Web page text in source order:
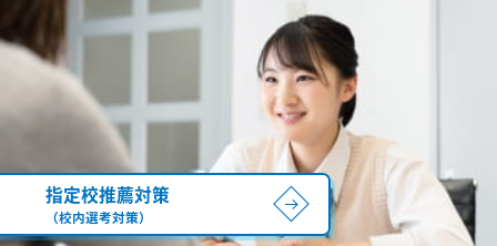
指定校推薦対策
（校内選考対策）